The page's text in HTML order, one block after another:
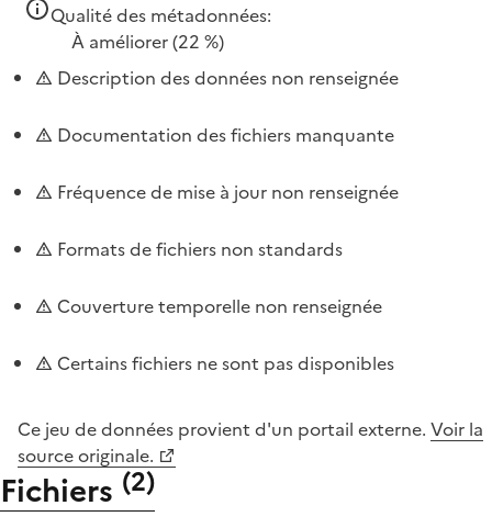
Qualité des métadonnées:
À améliorer(22 %)
Description des données non renseignée
Documentation des fichiers manquante
Fréquence de mise à jour non renseignée
Formats de fichiers non standards
Couverture temporelle non renseignée
Certains fichiers ne sont pas disponibles
Ce jeu de données provient d'un portail externe. Voir la
source originale.
Fichiers (2)